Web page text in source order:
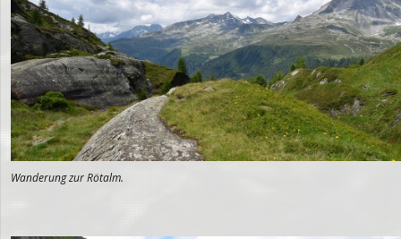
Wanderung zur Rötalm.